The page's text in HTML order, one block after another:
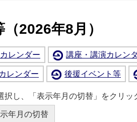
2026年8月）
レンダー 講座・講演カレン
レンダー 後援イベント等
し、「表示年月の切替」をクリッ